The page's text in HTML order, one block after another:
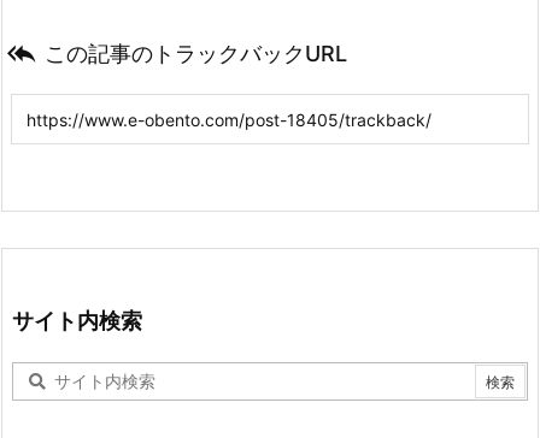
 この記事のトラックバックURL
サイト内検索